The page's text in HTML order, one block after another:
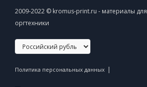
2009-2022 © kromus-print.ru - материалы для
оргтехники
Политика персональных данных |